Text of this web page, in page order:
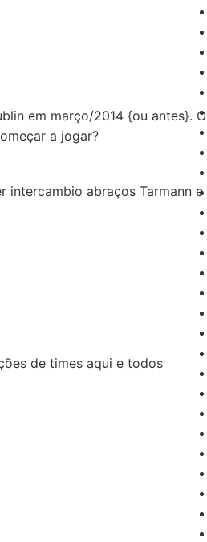
em março/2014 {ou antes}. O
a jogar?
intercambio abraços Tarmann e
de times aqui e todos